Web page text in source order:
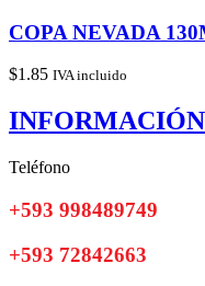
COPA NEVADA
$1.85 IVA incluido
Teléfono
+593 998489749
+593 72842663